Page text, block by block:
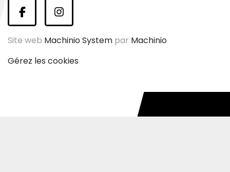
facebookinstagram
Site web Machinio System par Machinio
Gérez les cookies